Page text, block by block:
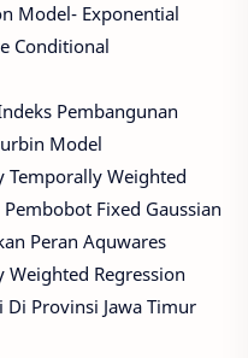
Model- Exponential
Conditional
Pembangunan
Model
Temporally Weighted
Fixed Gaussian
Peran Aquwares
Weighted Regression
Di Provinsi Jawa Timur